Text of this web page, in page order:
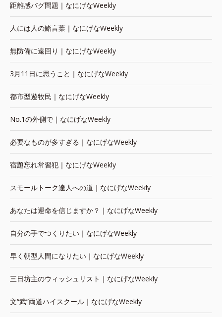
距離感バグ問題｜なにげなWeekly
人には人の鮨言葉｜なにげなWeekly
無防備に遠回り｜なにげなWeekly
3月11日に思うこと｜なにげなWeekly
都市型遊牧民｜なにげなWeekly
No.1の外側で｜なにげなWeekly
必要なものが多すぎる｜なにげなWeekly
宿題忘れ常習犯｜なにげなWeekly
スモールトーク達人への道｜なにげなWeekly
あなたは運命を信じますか？｜なにげなWeekly
自分の手でつくりたい｜なにげなWeekly
早く朝型人間になりたい｜なにげなWeekly
三日坊主のウィッシュリスト｜なにげなWeekly
文“武”両道ハイスクール｜なにげなWeekly